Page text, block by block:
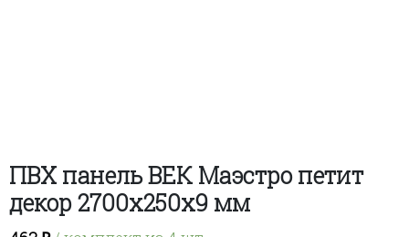
ПВХ панель ВЕК Маэстро петит
декор 2700х250х9 мм